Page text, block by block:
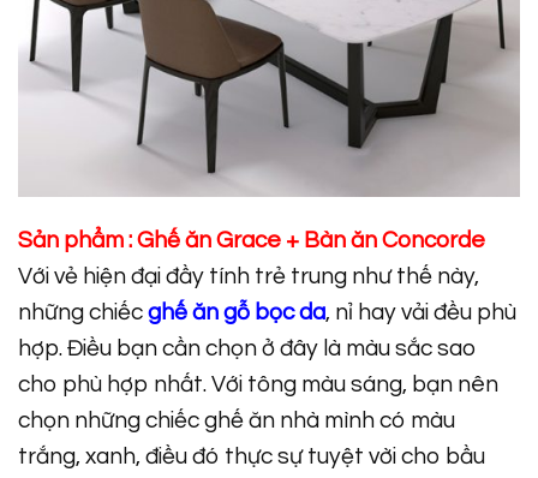
Sản phẩm : Ghế ăn Grace + Bàn ăn Concorde
Với vẻ hiện đại đầy tính trẻ trung như thế này,
những chiếc ghế ăn gỗ bọc da, nỉ hay vải đều phù
hợp. Điều bạn cần chọn ở đây là màu sắc sao
cho phù hợp nhất. Với tông màu sáng, bạn nên
chọn những chiếc ghế ăn nhà mình có màu
trắng, xanh, điều đó thực sự tuyệt vời cho bầu